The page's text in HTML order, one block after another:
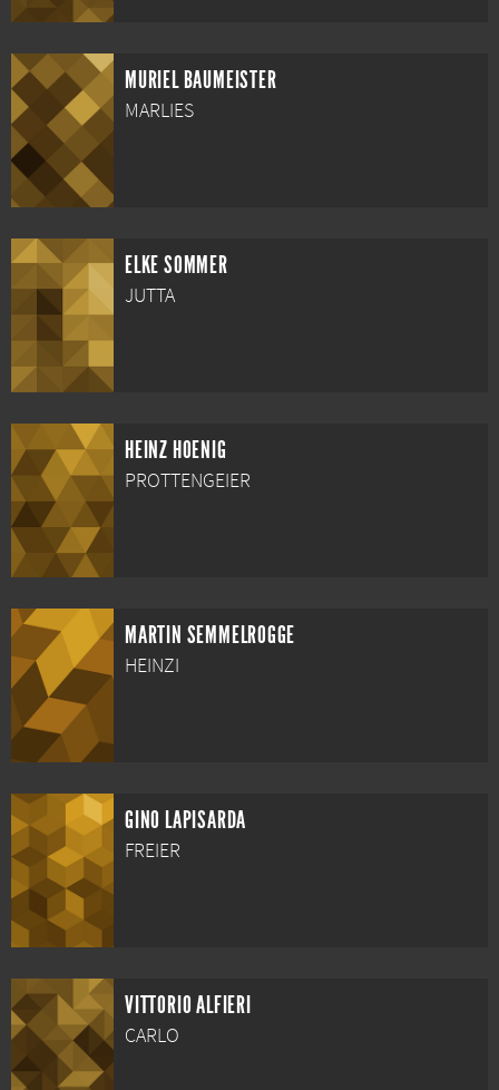
MURIEL BAUMEISTER
MARLIES
ELKE SOMMER
JUTTA
HEINZ HOENIG
PROTTENGEIER
MARTIN SEMMELROGGE
HEINZI
GINO LAPISARDA
FREIER
VITTORIO ALFIERI
CARLO